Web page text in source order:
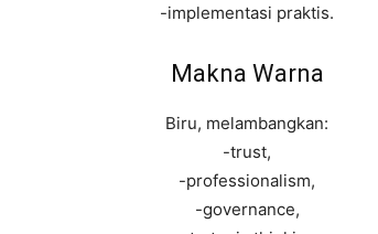
-implementasi praktis.
Makna Warna
Biru, melambangkan:
-trust,
-professionalism,
-governance,